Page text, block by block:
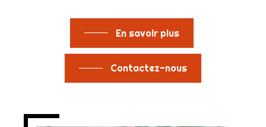
En savoir plus
Contactez-nous